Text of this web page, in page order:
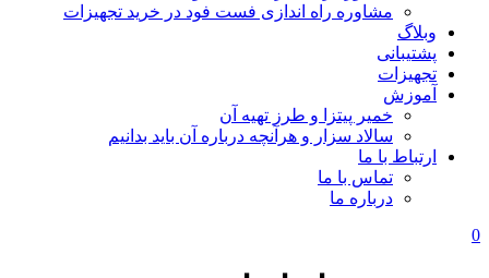
مشاوره راه اندازی فست فود در خرید تجهیزات
وبلاگ
پشتیبانی
تجهیزات
آموزش
خمیر پیتزا و طرز تهیه آن
سالاد سزار و هرآنچه درباره آن باید بدانیم
ارتباط با ما
تماس با ما
درباره ما
0